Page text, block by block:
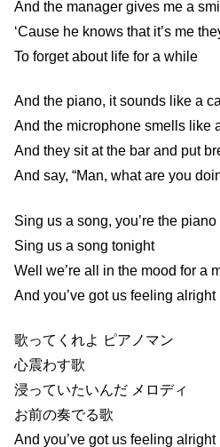
And the manager gives me a
‘Cause he knows that it’s me
To forget about life for a while
And the piano, it sounds like a
And the microphone smells like
And they sit at the bar and put
And say, “Man, what are you
Sing us a song, you’re the piano
Sing us a song tonight
Well we’re all in the mood for a
And you’ve got us feeling alright
歌ってくれよ ピアノマン
心震わす歌
浸っていたいんだ メロディ
お前の奏でる歌
And you’ve got us feeling alright